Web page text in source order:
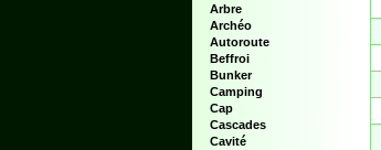
Arbre
Archéo
Autoroute
Beffroi
Bunker
Camping
Cap
Cascades
Cavité